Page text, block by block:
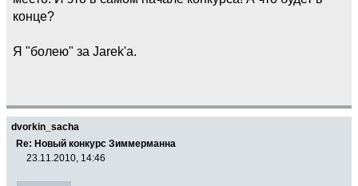
конце?
Я "болею" за Jarek'а.
dvorkin_sacha
Re: Новый конкурс Зиммерманна
23.11.2010, 14:46